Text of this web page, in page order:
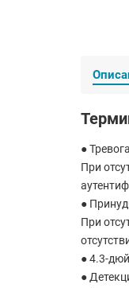
●
При
●
При
● 4.3-
●